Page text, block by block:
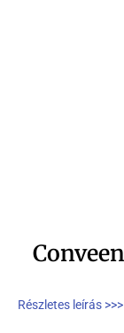
Részletes leírás >>>